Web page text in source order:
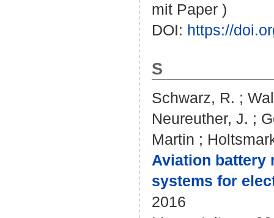
mit Paper )
DOI: https://
S
Schwarz, R. ;
Neureuther, J. ;
Martin ;
Aviation battery
systems for
2016